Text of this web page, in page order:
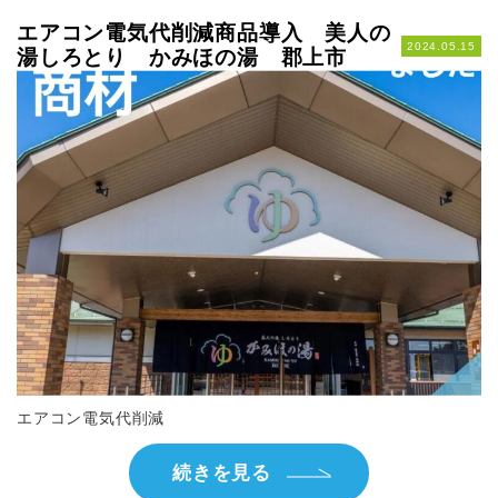
エアコン電気代削減商品導入 美人の
湯しろとり かみほの湯 郡上市
2024.05.15
エアコン電気代削減
続きを見る